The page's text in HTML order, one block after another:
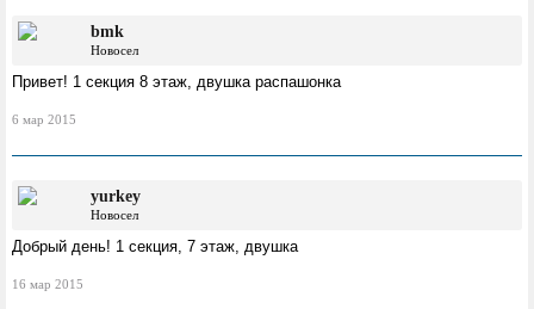
bmk
Новосел
Привет! 1 секция 8 этаж, двушка распашонка
6 мар 2015
yurkey
Новосел
Добрый день! 1 секция, 7 этаж, двушка
16 мар 2015